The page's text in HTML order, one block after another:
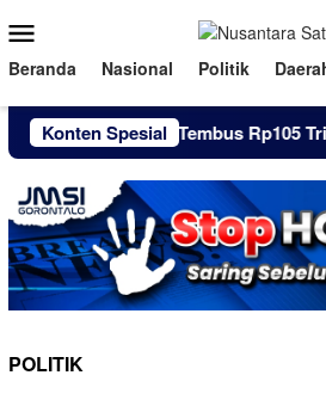
ke
kontenMobile
Beranda Nasional Politik
Konten Spesial
Pinjol Warga RI Tembus Rp105
POLITIK